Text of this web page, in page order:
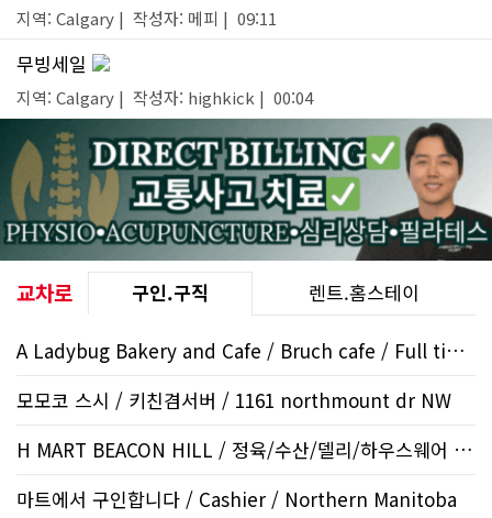
지역: Calgary | 작성자: 메피 | 09:11
무빙세일
지역: Calgary | 작성자: highkick | 00:04
교차로 구인.구직 렌트.홈스테이
A Ladybug Bakery and Cafe / Bruch cafe / Full time baris..
모모코 스시 / 키친겸서버 / 1161 northmount dr NW
H MART BEACON HILL / 정육/수산/델리/하우스웨어 / ..
마트에서 구인합니다 / Cashier / Northern Manitoba